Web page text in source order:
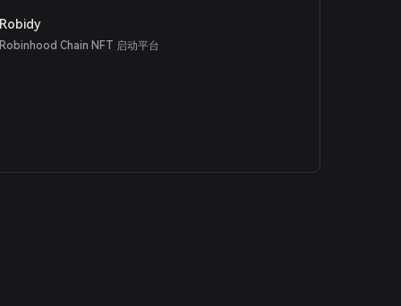
Robidy
Robinhood Chain NFT 启动平台